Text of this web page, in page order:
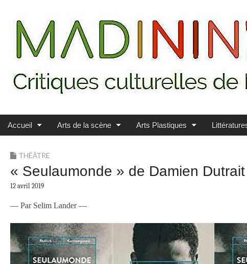
MADININ'ART
Main menu
Skip to content
Accueil Arts de la scène Arts Plastiques
THÉÂTRE
« Seulaumonde » de Damien
12 avril 2019
— Par Selim Lander —